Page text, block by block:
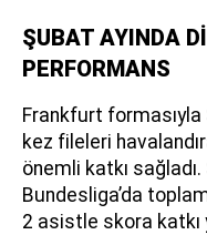
ŞUBAT AYINDA
PERFORMANS
Frankfurt formasıyla
kez fileleri
önemli katkı
Bundesliga’da
2 asistle skora katkı